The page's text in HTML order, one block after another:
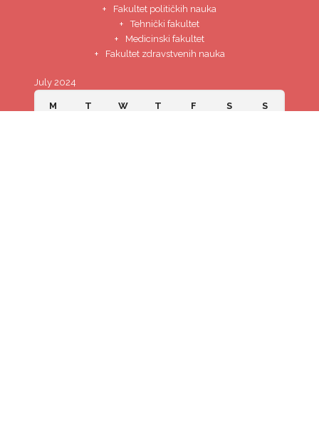
Fakultet političkih nauka
Tehnički fakultet
Medicinski fakultet
Fakultet zdravstvenih nauka
July 2024
M T W T F S S